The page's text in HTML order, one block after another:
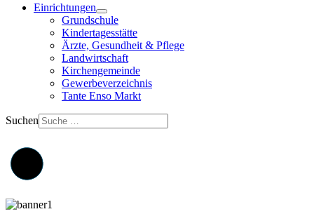
Einrichtungen
Grundschule
Kindertagesstätte
Ärzte, Gesundheit & Pflege
Landwirtschaft
Kirchengemeinde
Gewerbeverzeichnis
Tante Enso Markt
Suchen